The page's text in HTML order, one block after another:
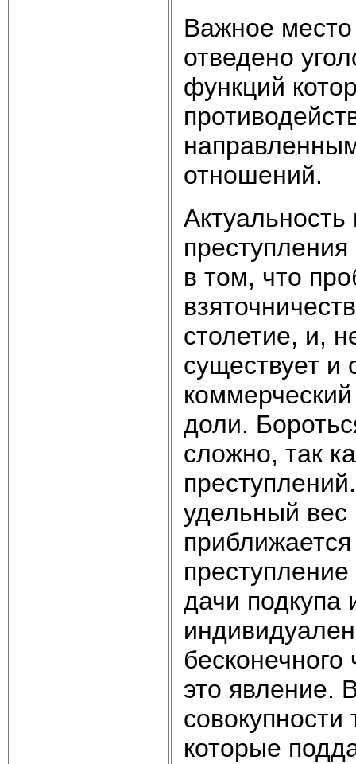
Важное место
отведено
функций
отношений.
в том, что
столетие, и,
существует и
доли.
сложно, так
удельный вес
дачи подкупа
это явление.
совокупности
которые